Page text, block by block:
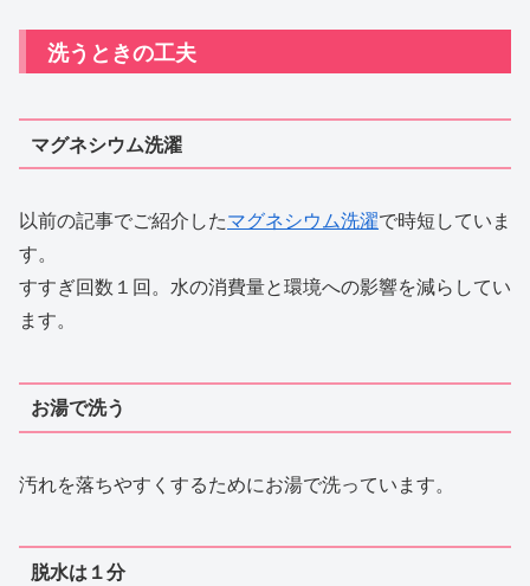
洗うときの工夫
マグネシウム洗濯
以前の記事でご紹介したマグネシウム洗濯で時短していま
す。
すすぎ回数１回。水の消費量と環境への影響を減らしてい
ます。
お湯で洗う
汚れを落ちやすくするためにお湯で洗っています。
脱水は１分